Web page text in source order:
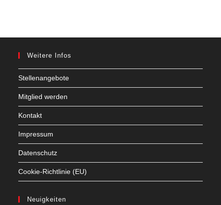
Weitere Infos
Stellenangebote
Mitglied werden
Kontakt
Impressum
Datenschutz
Cookie-Richtlinie (EU)
Neuigkeiten